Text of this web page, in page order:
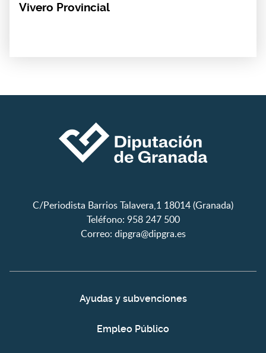
Vivero Provincial
C/Periodista Barrios Talavera,1 18014 (Granada)
Teléfono: 958 247 500
Correo: dipgra@dipgra.es
Ayudas y subvenciones
Empleo Público